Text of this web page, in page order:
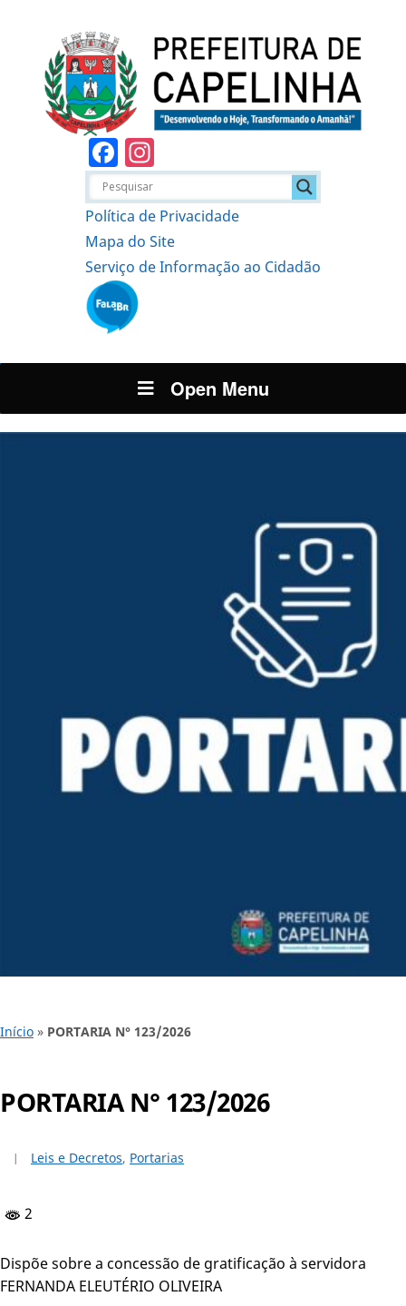
Facebook
Política de Privacidade
Mapa do Site
Serviço de Informação ao Cidadão
Open Menu
Início » PORTARIA N° 123/2026
PORTARIA N° 123/2026
Leis e Decretos, Portarias
2
Dispõe sobre a concessão de gratificação à servidora
FERNANDA ELEUTÉRIO OLIVEIRA